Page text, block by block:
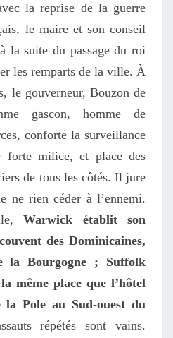
la reprise de la guerre
le maire et son conseil
la suite du passage du roi
les remparts de la ville. À
le gouverneur, Bouzon de
gascon, homme de
conforte la surveillance
forte milice, et place des
de tous les côtés. Il jure
ne rien céder à l’ennemi.
Warwick établit son
des Dominicaines,
la Bourgogne ; Suffolk
même place que l’hôtel
Pole au Sud-ouest du
répétés sont vains.